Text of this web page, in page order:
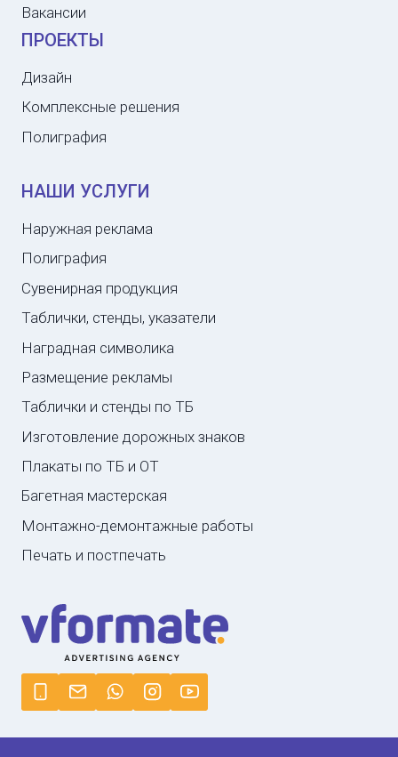
Вакансии
ПРОЕКТЫ
Дизайн
Комплексные решения
Полиграфия
НАШИ УСЛУГИ
Наружная реклама
Полиграфия
Сувенирная продукция
Таблички, стенды, указатели
Наградная символика
Размещение рекламы
Таблички и стенды по ТБ
Изготовление дорожных знаков
Плакаты по ТБ и ОТ
Багетная мастерская
Монтажно-демонтажные работы
Печать и постпечать